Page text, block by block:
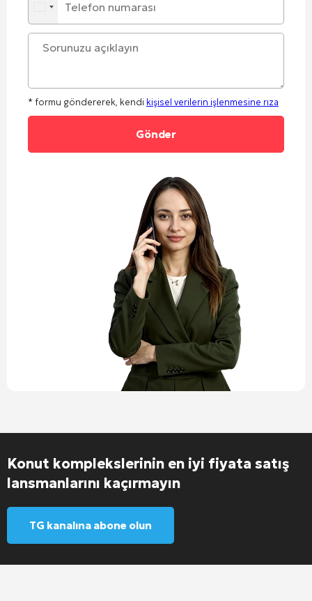
* formu göndererek, kendi kişisel verilerin işlenmesine rıza
Konut komplekslerinin en iyi fiyata satış
lansmanlarını kaçırmayın
TG kanalına abone olun